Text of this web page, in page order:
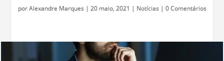
porAlexandre Marques | 20 maio, 2021 | Notícias | 0 Comentários